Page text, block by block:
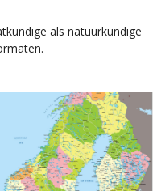
als natuurkundige